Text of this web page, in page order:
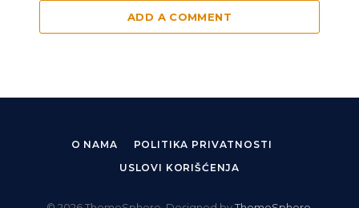
ADD A COMMENT
O NAMA
POLITIKA PRIVATNOSTI
USLOVI KORIŠĆENJA